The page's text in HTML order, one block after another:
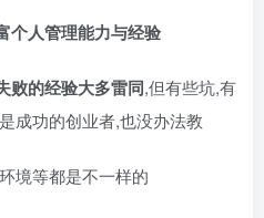
个人管理能力与经验
败的经验大多雷同,但有些坑,有
成功的创业者,也没办法教
境等都是不一样的